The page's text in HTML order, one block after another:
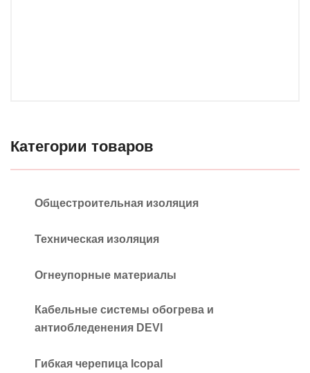
Категории товаров
Общестроительная изоляция
Техническая изоляция
Огнеупорные материалы
Кабельные системы обогрева и
антиобледенения DEVI
Гибкая черепица Icopal